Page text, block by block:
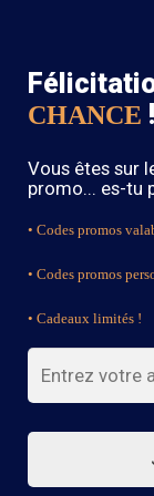
SOLDES : -15%
Robe
FILTRES
Affichage de 1–21 sur
1 2
CHANCE !
Vous êtes sur
promo... es-tu
• Codes promos
• Codes promos
• Cadeaux limités !